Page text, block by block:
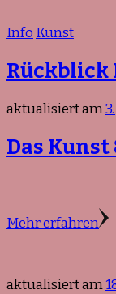
Info Kunst
Rückblick
aktualisiert am
Das
Mehr erfahren
aktualisiert am